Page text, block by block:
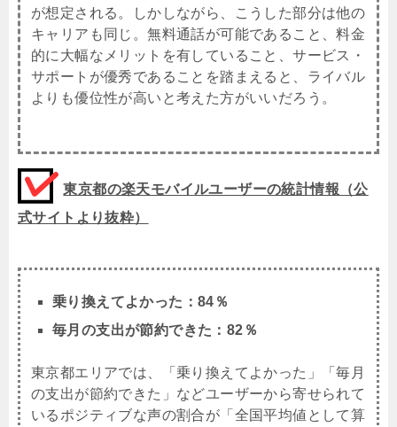
が想定される。しかしながら、こうした部分は他の
キャリアも同じ。無料通話が可能であること、料金
的に大幅なメリットを有していること、サービス・
サポートが優秀であることを踏まえると、ライバル
よりも優位性が高いと考えた方がいいだろう。
東京都の楽天モバイルユーザーの統計情報（公
式サイトより抜粋）
乗り換えてよかった：84％
毎月の支出が節約できた：82％
東京都エリアでは、「乗り換えてよかった」「毎月
の支出が節約できた」などユーザーから寄せられて
いるポジティブな声の割合が「全国平均値として算